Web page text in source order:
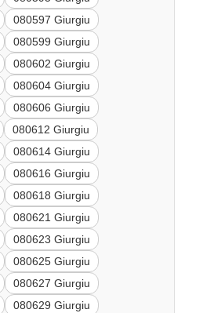
080597 Giurgiu
080599 Giurgiu
080602 Giurgiu
080604 Giurgiu
080606 Giurgiu
080612 Giurgiu
080614 Giurgiu
080616 Giurgiu
080618 Giurgiu
080621 Giurgiu
080623 Giurgiu
080625 Giurgiu
080627 Giurgiu
080629 Giurgiu